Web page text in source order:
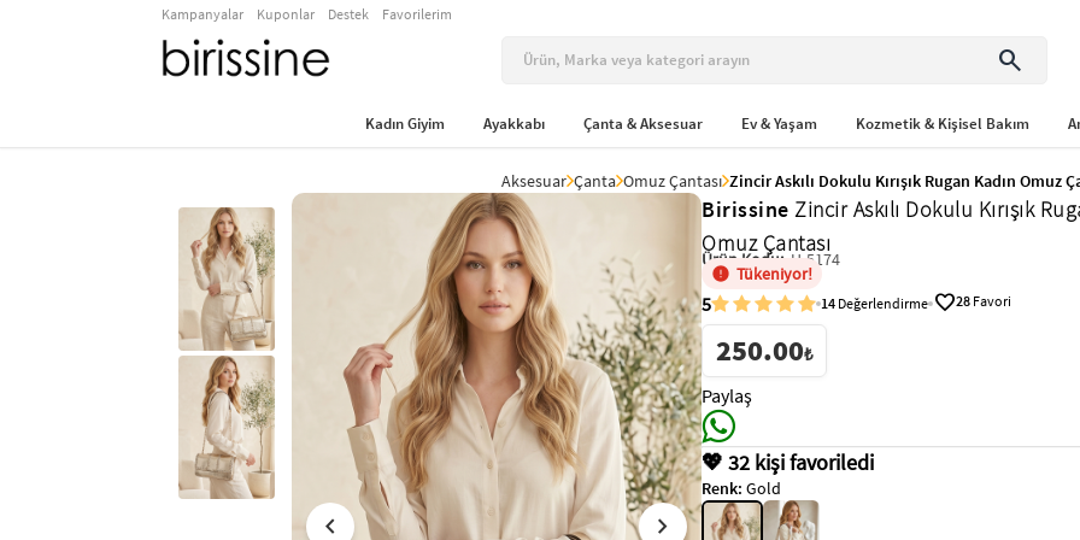
Kampanyalar Kuponlar Destek Favorilerim
search
Kadın Giyim Ayakkabı Çanta & Aksesuar Ev & Yaşam Kozmetik & Kişisel Bakım
Aksesuar Çanta Omuz Çantası Zincir Askılı Dokulu Kırışık Rugan Kadın Omuz
chevron_left chevron_right
Birissine Zincir Askılı Dokulu Kırışık
Omuz Çantası
Ürün Kodu: H-5174
Tükeniyor!
5 14 Değerlendirme favorite28 Favori
250.00₺
Paylaş
💖 32 kişi favoriledi
Renk: Gold